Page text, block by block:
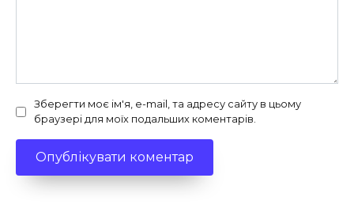
Зберегти моє ім'я, e-mail, та адресу сайту в цьому
браузері для моїх подальших коментарів.